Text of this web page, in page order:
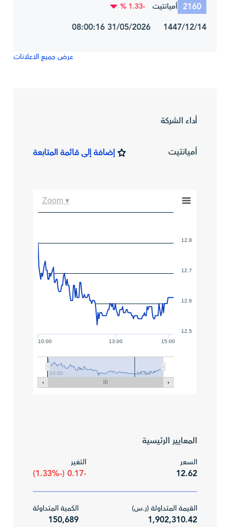
2160 أميانتيت -1.33 %
1447/12/14 31/05/2026 08:00:16
عرض جميع الاعلانات
أداء الشركة
أميانتيت إضافة إلى قائمة المتابعة
13:00 15:00
10:00
14:00
10:00
12.5
12.6
12.7
12.8
Zoom ▾
المعايير الرئيسية
السعر
12.62
التغير
-0.17 (-1.33%)
القيمة المتداولة (ر.س)
1,902,310.42
الكمية المتداولة
150,689